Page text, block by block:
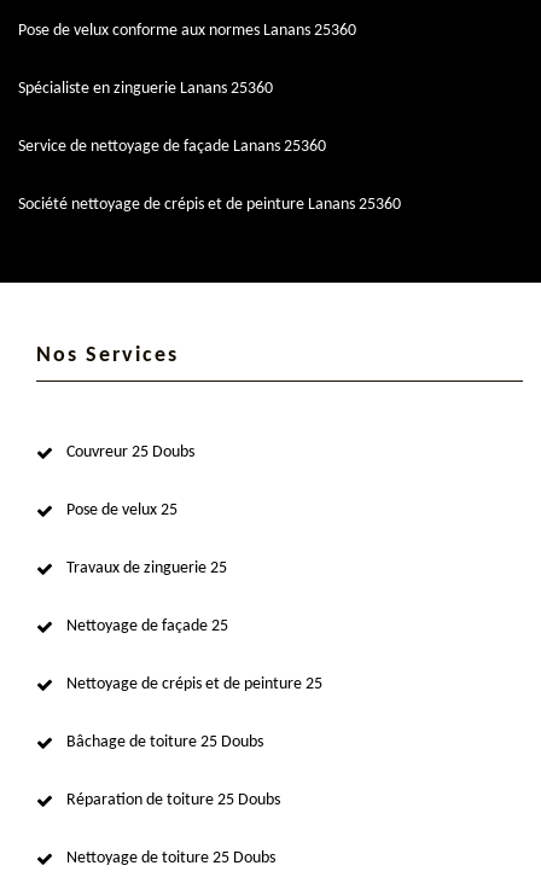
Pose de velux conforme aux normes Lanans 25360
Spécialiste en zinguerie Lanans 25360
Service de nettoyage de façade Lanans 25360
Société nettoyage de crépis et de peinture Lanans 25360
Nos Services
Couvreur 25 Doubs
Pose de velux 25
Travaux de zinguerie 25
Nettoyage de façade 25
Nettoyage de crépis et de peinture 25
Bâchage de toiture 25 Doubs
Réparation de toiture 25 Doubs
Nettoyage de toiture 25 Doubs